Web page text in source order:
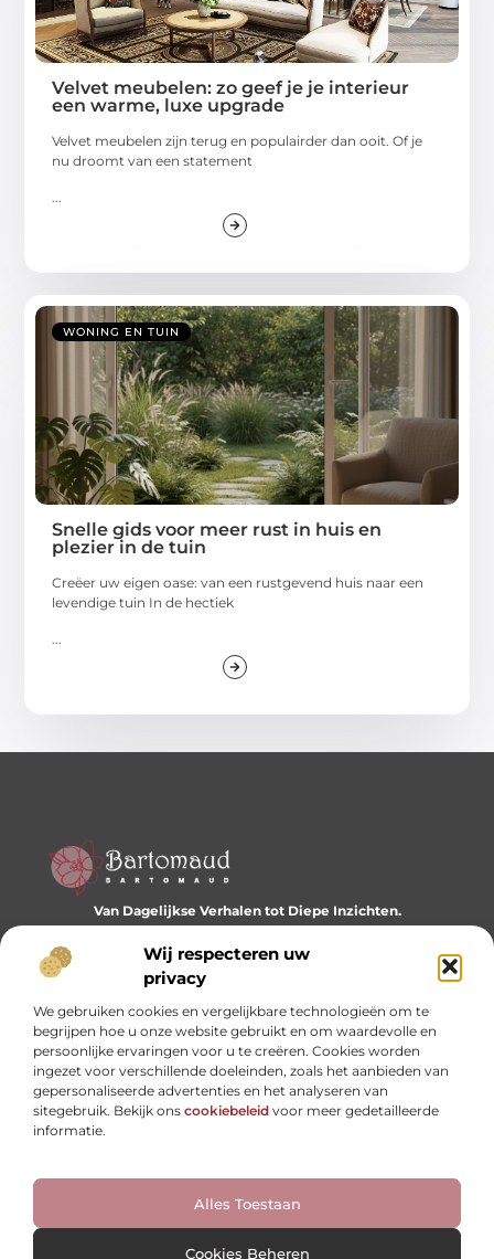
Wij respecteren uw
privacy
We gebruiken cookies en vergelijkbare technologieën om te
begrijpen hoe u onze website gebruikt en om waardevolle en
persoonlijke ervaringen voor u te creëren. Cookies worden
ingezet voor verschillende doeleinden, zoals het aanbieden van
gepersonaliseerde advertenties en het analyseren van
sitegebruik. Bekijk ons cookiebeleid voor meer gedetailleerde
informatie.
Alles Toestaan
Cookies Beheren
Velvet meubelen: zo geef je je interieur
een warme, luxe upgrade
Velvet meubelen zijn terug en populairder dan ooit. Of je
nu droomt van een statement
WONING EN TUIN
Snelle gids voor meer rust in huis en
plezier in de tuin
Creëer uw eigen oase: van een rustgevend huis naar een
levendige tuin In de hectiek
Van Dagelijkse Verhalen tot Diepe Inzichten.
Ontdek een wereld vol diverse blogs en artikelen die je
dagelijks inspireren en nieuwe perspectieven bieden.
Onze informatie
Cookiebeleid (EU)
@2025 www.bartomaud.nl. All Right Reserved.